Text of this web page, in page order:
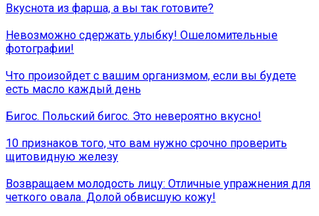
Вкуснота из фарша, а вы так готовите?
Невозможно сдержать улыбку! Ошеломительные
фотографии!
Что произойдет с вашим организмом, если вы будете
есть масло каждый день
Бигос. Польский бигос. Это невероятно вкусно!
10 признаков того, что вам нужно срочно проверить
щитовидную железу
Возвращаем молодость лицу: Отличные упражнения для
четкого овала. Долой обвисшую кожу!